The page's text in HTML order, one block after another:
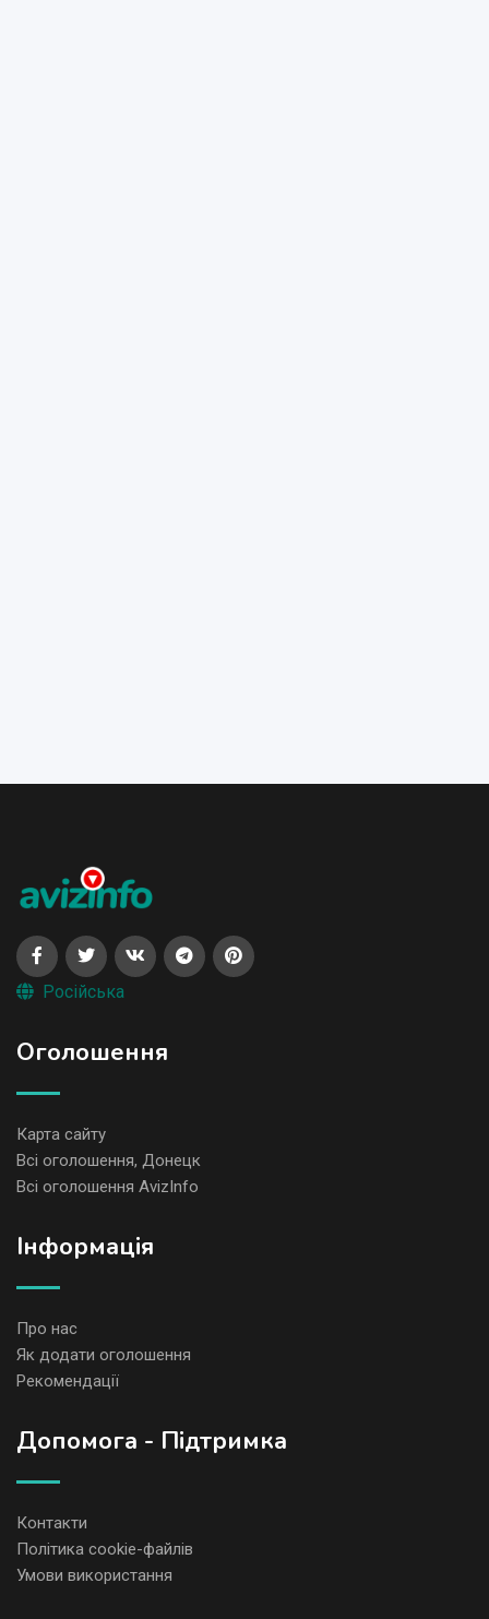
Російська
Оголошення
Карта сайту
Всі оголошення, Донецк
Всі оголошення AvizInfo
Iнформація
Про нас
Як додати оголошення
Рекомендації
Допомога - Підтримка
Контакти
Політика cookie-файлів
Умови використання